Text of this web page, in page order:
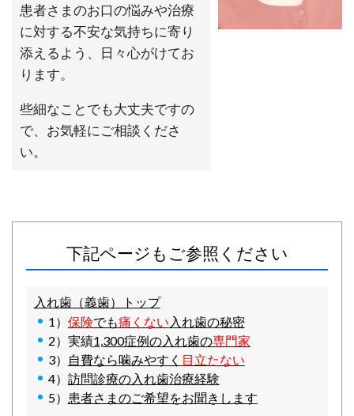
患者さまのお口の悩みや治療
に対する不安な気持ちに寄り
添えるよう、日々心がけてお
ります。
些細なことでも大丈夫ですの
で、お気軽にご相談くださ
い。
下記ページもご参照ください
入れ歯（義歯）トップ
1） 保険でも痛くない 入れ歯の秘密
2）実績1,300症例の入れ歯の専門家
3）
自費なら噛みやすく 目立たない
4） 訪問診療の入れ歯治療経験
5）
患者さまのご希望をお聞きします